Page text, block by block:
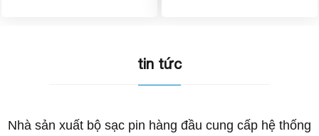
tin tức
Nhà sản xuất bộ sạc pin hàng đầu cung cấp hệ thống